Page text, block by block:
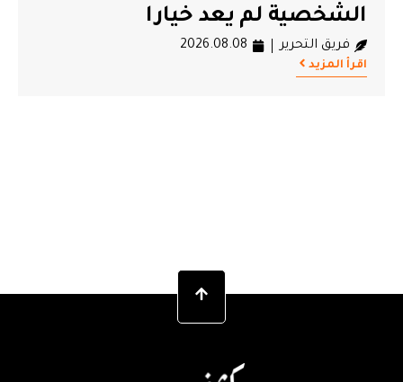
الشخصية لم يعد خيارا
فريق التحرير 2026.08.08
اقرأ المزيد